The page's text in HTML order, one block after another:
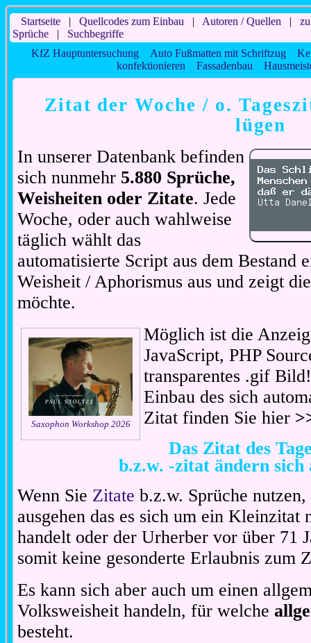
Startseite| Quellcodes zum Einbau | Autoren / Quellen |
Sprüche| Suchbegriffe
KfZ Hauptuntersuchung
Auto Fußmatten mit Schriftzug
konfektionieren
Fassadenbau
Zitat der Woche / o.
lügen
In unserer Datenbank befinden
sich nunmehr 5.880 Sprüche,
Weisheiten oder Zitate. Jede
Woche, oder auch wahlweise
täglich wählt das
automatisierte Script aus dem Bestand
Weisheit / Aphorismus aus und zeigt
möchte.
Saxophon Workshop 2026
Möglich ist die
JavaScript, PHP
transparentes .gif
Einbau des sich
Zitat finden Sie hier
Das Zitat des
b.z.w. -zitat ändern sich
Wenn Sie Zitate b.z.w. Sprüche
ausgehen das es sich um ein Kleinzitat
handelt oder der Urherber vor über 71
somit keine gesonderte Erlaubnis zum
Es kann sich aber auch um einen
Volksweisheit handeln, für welche
besteht.